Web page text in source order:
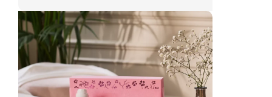
meerdere
variaties.
Deze
optie
kan
gekozen